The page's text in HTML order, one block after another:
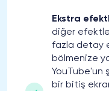
Ekstra
diğer
fazla detay
bölmenize
YouTube'un
bir bitiş